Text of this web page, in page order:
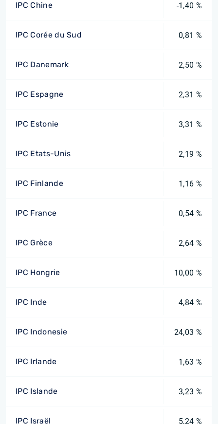
IPC Chine -1,40 %
IPC Corée du Sud 0,81 %
IPC Danemark 2,50 %
IPC Espagne 2,31 %
IPC Estonie 3,31 %
IPC Etats-Unis 2,19 %
IPC Finlande 1,16 %
IPC France 0,54 %
IPC Grèce 2,64 %
IPC Hongrie 10,00 %
IPC Inde 4,84 %
IPC Indonesie 24,03 %
IPC Irlande 1,63 %
IPC Islande 3,23 %
IPC Israël 5,24 %